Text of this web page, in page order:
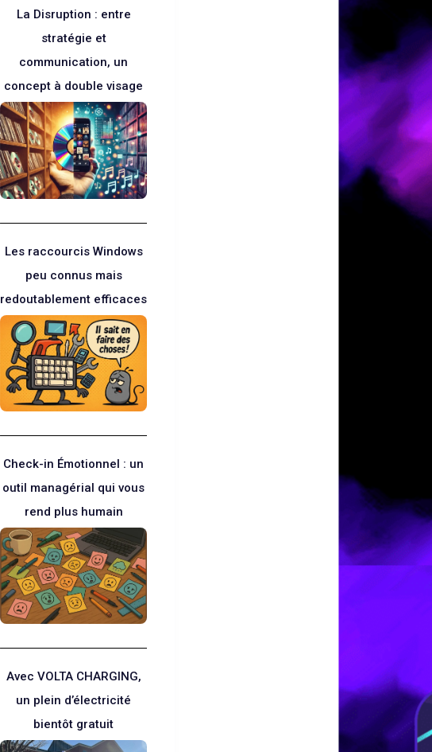
La Disruption : entre
stratégie et
communication, un
concept à double visage
Les raccourcis Windows
peu connus mais
redoutablement efficaces
Check-in Émotionnel : un
outil managérial qui vous
rend plus humain
Avec VOLTA CHARGING,
un plein d’électricité
bientôt gratuit